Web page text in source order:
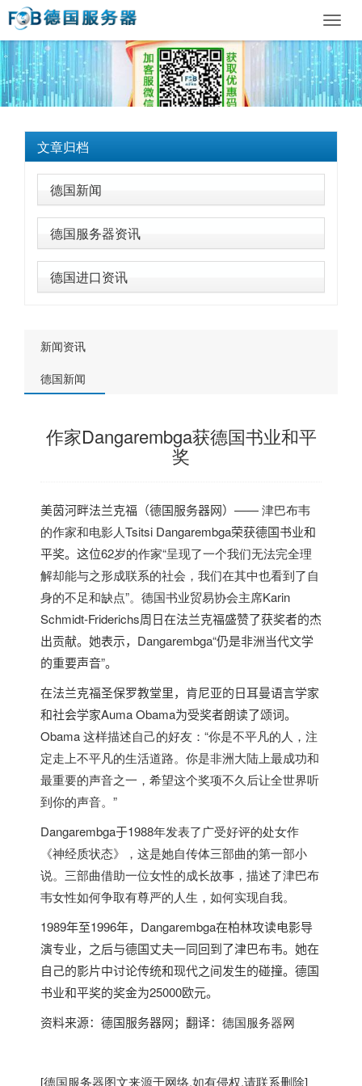
文章归档
德国新闻
德国服务器资讯
德国进口资讯
新闻资讯
德国新闻
作家Dangarembga获德国书业和平
奖
美茵河畔法兰克福（德国服务器网） —— 津巴布韦
的作家和电影人Tsitsi Dangarembga荣获德国书业和
平奖。这位62岁的作家“呈现了一个我们无法完全理
解却能与之形成联系的社会，我们在其中也看到了自
身的不足和缺点”。 德国书业贸易协会主席Karin
Schmidt-Friderichs周日在法兰克福盛赞了获奖者的杰
出贡献。她表示， Dangarembga“仍是非洲当代文学
的重要声音”。
在法兰克福圣保罗教堂里，肯尼亚的日耳曼语言学家
和社会学家Auma Obama为受奖者朗读了颂词。
Obama这样描述自己的好友：“你是不平凡的人，注
定走上不平凡的生活道路。你是非洲大陆上最成功和
最重要的声音之一，希望这个奖项不久后让全世界听
到你的声音。”
Dangarembga于1988年发表了广受好评的处女作
《神经质状态》，这是她自传体三部曲的第一部小
说。三部曲借助一位女性的成长故事，描述了津巴布
韦女性如何争取有尊严的人生，如何实现自我。
1989年至1996年， Dangarembga在柏林攻读电影导
演专业，之后与德国丈夫一同回到了津巴布韦。她在
自己的影片中讨论传统和现代之间发生的碰撞。 德国
书业和平奖的奖金为25000欧元。
资料来源： 德国服务器网；翻译： 德国服务器网
[德国服务器图文来源于网络,如有侵权,请联系删除]